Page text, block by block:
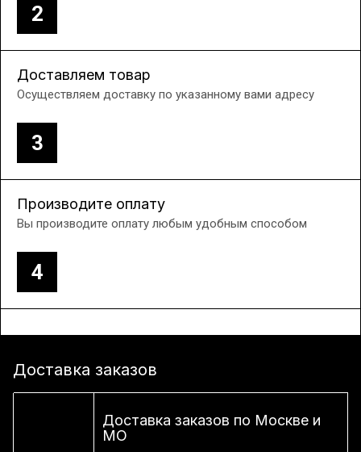
2
3
Доставляем товар
Осуществляем доставку по указанному вами адресу
4
Производите оплату
Вы производите оплату любым удобным способом
Доставка заказов
Доставка заказов по Москве и
МО